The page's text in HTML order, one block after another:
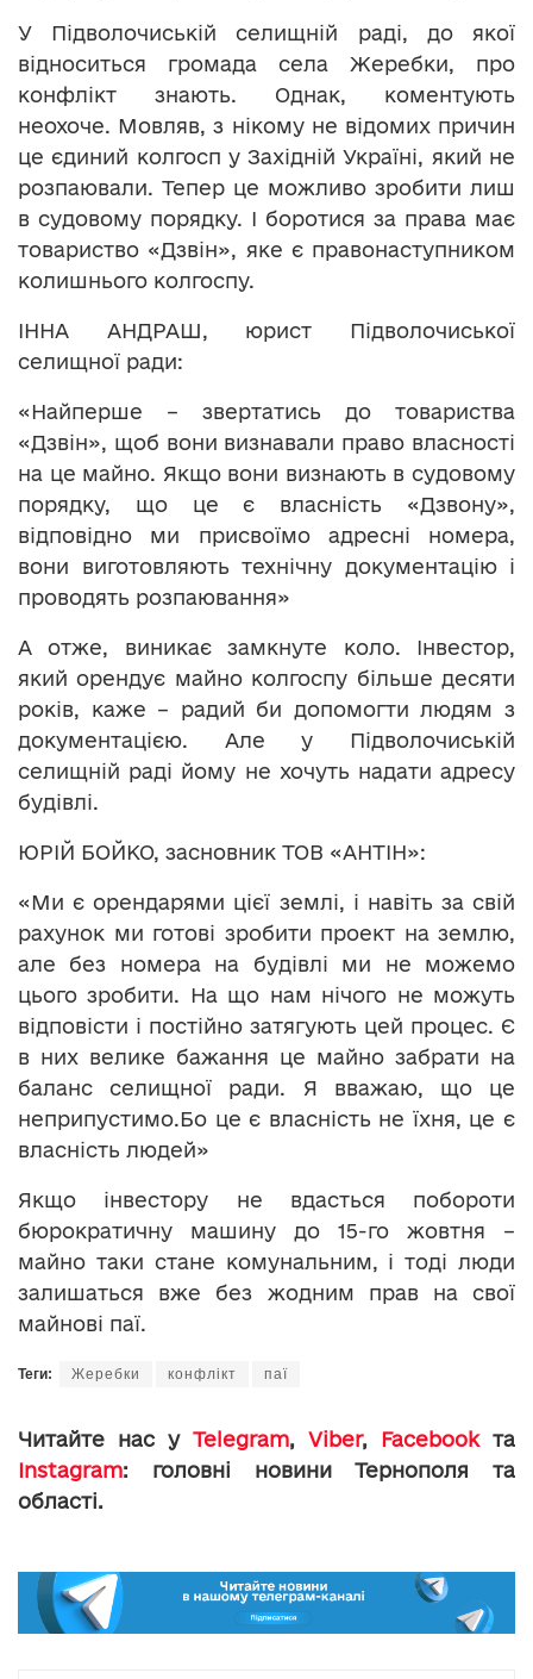
У Підволочиській селищній раді, до якої
відноситься громада села Жеребки, про
конфлікт знають. Однак, коментують
неохоче. Мовляв, з нікому не відомих причин
це єдиний колгосп у Західній Україні, який не
розпаювали. Тепер це можливо зробити лиш
в судовому порядку. І боротися за права має
товариство «Дзвін», яке є правонаступником
колишнього колгоспу.
ІННА АНДРАШ, юрист Підволочиської
селищної ради:
«Найперше – звертатись до товариства
«Дзвін», щоб вони визнавали право власності
на це майно. Якщо вони визнають в судовому
порядку, що це є власність «Дзвону»,
відповідно ми присвоїмо адресні номера,
вони виготовляють технічну документацію і
проводять розпаювання»
А отже, виникає замкнуте коло. Інвестор,
який орендує майно колгоспу більше десяти
років, каже – радий би допомогти людям з
документацією. Але у Підволочиській
селищній раді йому не хочуть надати адресу
будівлі.
ЮРІЙ БОЙКО, засновник ТОВ «АНТІН»:
«Ми є орендарями цієї землі, і навіть за свій
рахунок ми готові зробити проект на землю,
але без номера на будівлі ми не можемо
цього зробити. На що нам нічого не можуть
відповісти і постійно затягують цей процес. Є
в них велике бажання це майно забрати на
баланс селищної ради. Я вважаю, що це
неприпустимо.Бо це є власність не їхня, це є
власність людей»
Якщо інвестору не вдасться побороти
бюрократичну машину до 15-го жовтня –
майно таки стане комунальним, і тоді люди
залишаться вже без жодним прав на свої
майнові паї.
Теги: Жеребки конфлікт паї
Читайте нас у Telegram, Viber, Facebookта
Instagram: головні новини Тернополя та
області.